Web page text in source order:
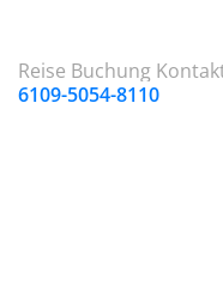
Reise Buchung
6109-5054-8110